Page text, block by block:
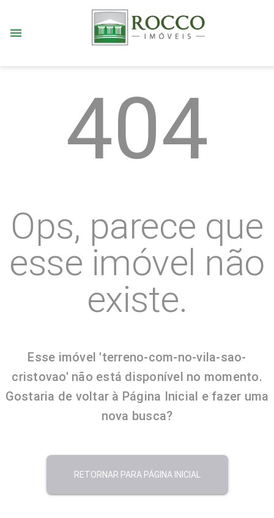
menu
404
Ops, parece que
esse imóvel não
existe.
Esse imóvel 'terreno-com-no-vila-sao-
cristovao' não está disponível no momento.
Gostaria de voltar à Página Inicial e fazer uma
nova busca?
RETORNAR PARA PÁGINA INICIAL